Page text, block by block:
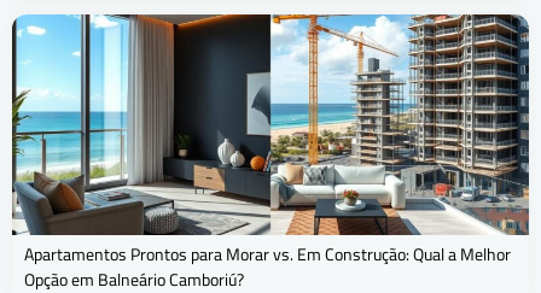
Apartamentos Prontos para Morar vs. Em Construção: Qual a Melhor
Opção em Balneário Camboriú?